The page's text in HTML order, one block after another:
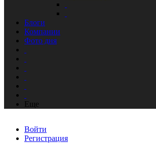
Блоги
Компании
Фото дня
Еще
Войти
Регистрация